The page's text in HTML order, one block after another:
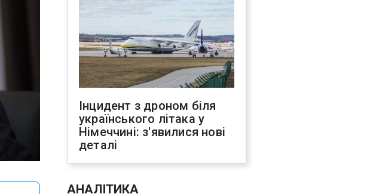
Інцидент з дроном біля
українського літака у
Німеччині: з'явилися нові
деталі
АНАЛІТИКА